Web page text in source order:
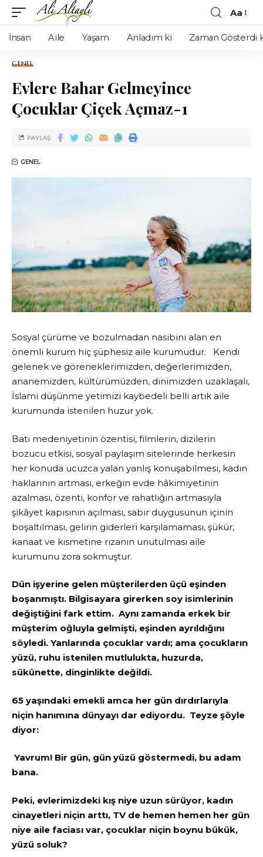
Aa
İnsan Aile Yaşam Anladım ki Zaman Gösterdi
GENEL
Evlere Bahar Gelmeyince
Çocuklar Çiçek Açmaz-1
GENEL
PAYLAŞ
Sosyal çürüme ve bozulmadan nasibini alan en
önemli kurum hiç şüphesiz aile kurumudur. Kendi
gelenek ve göreneklerimizden, değerlerimizden,
ananemizden, kültürümüzden, dinimizden uzaklaşalı,
İslami düşünme yetimizi kaybedeli belli artık aile
kurumunda istenilen huzur yok.
Batı medeniyetinin özentisi, filmlerin, dizilerin
bozucu etkisi, sosyal paylaşım sitelerinde herkesin
her konuda ucuzca yalan yanlış konuşabilmesi, kadın
haklarının artması, erkeğin evde hâkimiyetinin
azalması, özenti, konfor ve rahatlığın artmasıyla
şikâyet kapısının açılması, sabır duygusunun içinin
boşaltılması, gelirin giderleri karşılamaması, şükür,
kanaat ve kısmetine rızanın unutulması aile
kurumunu zora sokmuştur.
Dün işyerine gelen müşterilerden üçü eşinden
boşanmıştı. Bilgisayara girerken soy isimlerinin
değiştiğini fark ettim. Aynı zamanda erkek bir
müşterim oğluyla gelmişti, eşinden ayrıldığını
söyledi. Yanlarında çocuklar vardı; ama çocukların
yüzü, ruhu istenilen mutlulukta, huzurda,
sükûnette, dinginlikte değildi.
65 yaşındaki emekli amca her gün dırdırlarıyla
niçin hanımına dünyayı dar ediyordu. Teyze şöyle
diyor:
Yavrum! Bir gün, gün yüzü göstermedi, bu adam
bana.
Peki, evlerimizdeki kış niye uzun sürüyor, kadın
cinayetleri niçin arttı, TV de hemen hemen her gün
niye aile faciası var, çocuklar niçin boynu bükük,
yüzü soluk?